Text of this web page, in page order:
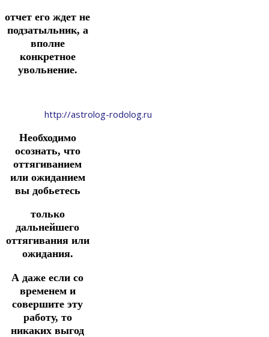
отчет его ждет не
подзатыльник, а
вполне
конкретное
увольнение.
http://astrolog-rodolog.ru
Необходимо
осознать, что
оттягиванием
или ожиданием
вы добьетесь
только
дальнейшего
оттягивания или
ожидания.
А даже если со
временем и
совершите эту
работу, то
никаких выгод